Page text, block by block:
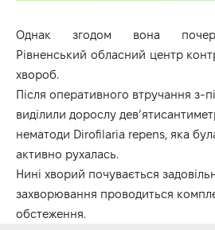
Однак згодом вона
Рівненський обласний центр
хвороб.
Після оперативного втручання з-
виділили дорослу
нематоди Dirofilaria repens, яка
активно рухалась.
Нині хворий почувається
захворювання проводиться
обстеження.